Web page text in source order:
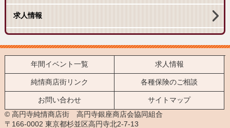
求人情報
年間イベント一覧 求人情報
純情商店街リンク 各種保険のご相談
お問い合わせ
サイトマップ
© 高円寺純情商店街 高円寺銀座商店会協同組合
〒166-0002 東京都杉並区高円寺北2-7-13